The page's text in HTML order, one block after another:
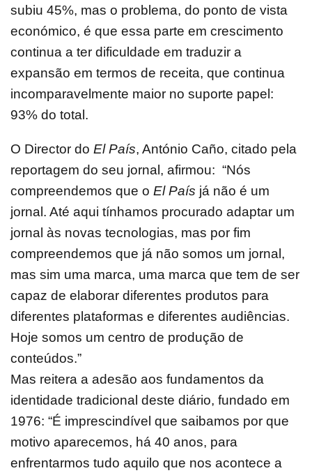
subiu 45%, mas o problema, do ponto de vista
económico, é que essa parte em crescimento
continua a ter dificuldade em traduzir a
expansão em termos de receita, que continua
incomparavelmente maior no suporte papel:
93% do total.
O Director do El País, António Caño, citado pela
reportagem do seu jornal, afirmou: “Nós
compreendemos que o El País já não é um
jornal. Até aqui tínhamos procurado adaptar um
jornal às novas tecnologias, mas por fim
compreendemos que já não somos um jornal,
mas sim uma marca, uma marca que tem de ser
capaz de elaborar diferentes produtos para
diferentes plataformas e diferentes audiências.
Hoje somos um centro de produção de
conteúdos.”
Mas reitera a adesão aos fundamentos da
identidade tradicional deste diário, fundado em
1976: “É imprescindível que saibamos por que
motivo aparecemos, há 40 anos, para
enfrentarmos tudo aquilo que nos acontece a